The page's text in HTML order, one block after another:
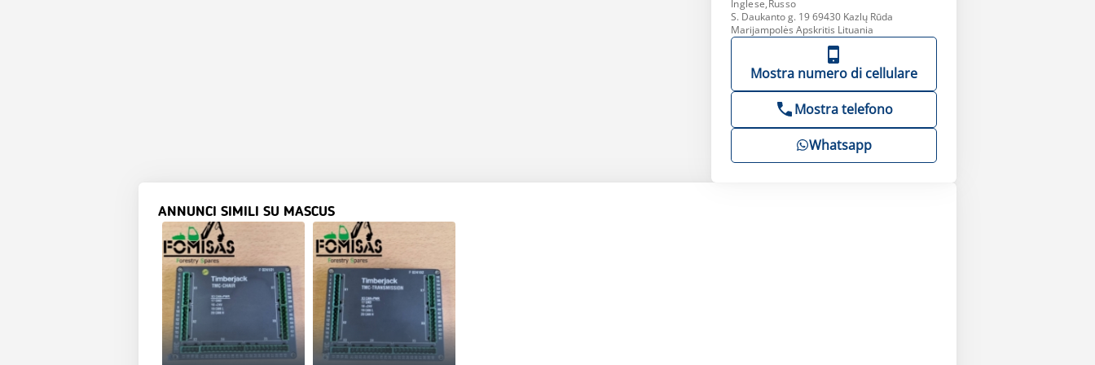
Inglese,Russo
S. Daukanto g. 19 69430 Kazlų Rūda
Marijampolės Apskritis Lituania
Mostra numero di cellulare
Mostra telefono
Whatsapp
ANNUNCI SIMILI SU MASCUS